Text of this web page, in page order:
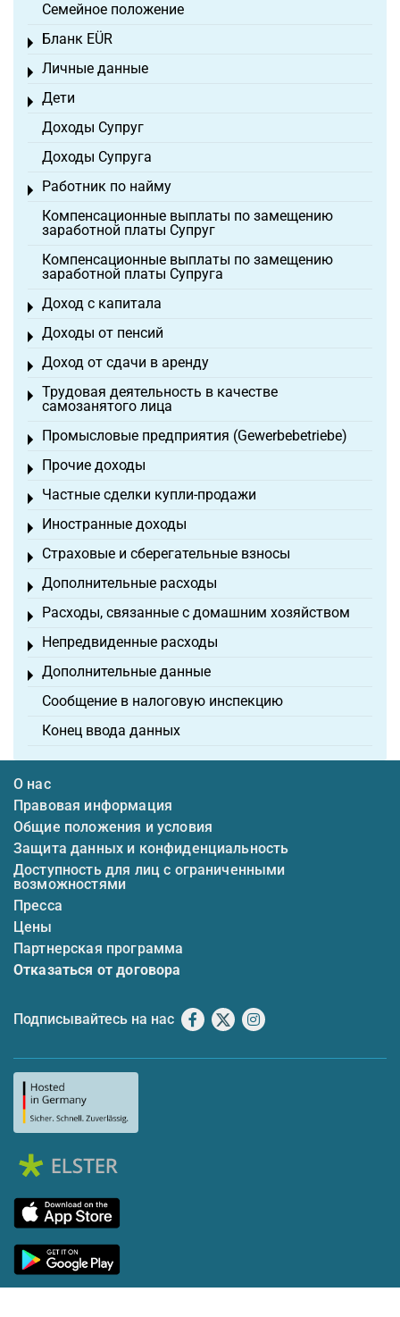
Семейное положение
Бланк EÜR
Toggle menu
Личные данные
Toggle menu
Дети
Toggle menu
Доходы Супруг
Доходы Супруга
Работник по найму
Toggle menu
Компенсационные выплаты по замещению
заработной платы Супруг
Компенсационные выплаты по замещению
заработной платы Супруга
Доход с капитала
Toggle menu
Доходы от пенсий
Toggle menu
Доход от сдачи в аренду
Toggle menu
Трудовая деятельность в качестве
самозанятого лица
Toggle menu
Промысловые предприятия (Gewerbebetriebe)
Toggle menu
Прочие доходы
Toggle menu
Частные сделки купли-продажи
Toggle menu
Иностранные доходы
Toggle menu
Страховые и сберегательные взносы
Toggle menu
Дополнительные расходы
Toggle menu
Расходы, связанные с домашним хозяйством
Toggle menu
Непредвиденные расходы
Toggle menu
Дополнительные данные
Toggle menu
Сообщение в налоговую инспекцию
Конец ввода данных
О нас
Правовая информация
Общие положения и условия
Защита данных и конфиденциальность
Доступность для лиц с ограниченными
возможностями
Пресса
Цены
Партнерская программа
Отказаться от договора
Подписывайтесь на нас Facebook
X Instagram